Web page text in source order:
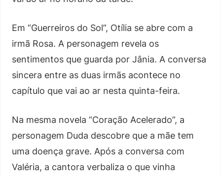
Em “Guerreiros do Sol”, Otília se abre com a
irmã Rosa. A personagem revela os
sentimentos que guarda por Jânia. A conversa
sincera entre as duas irmãs acontece no
capítulo que vai ao ar nesta quinta-feira.
Na mesma novela “Coração Acelerado”, a
personagem Duda descobre que a mãe tem
uma doença grave. Após a conversa com
Valéria, a cantora verbaliza o que vinha